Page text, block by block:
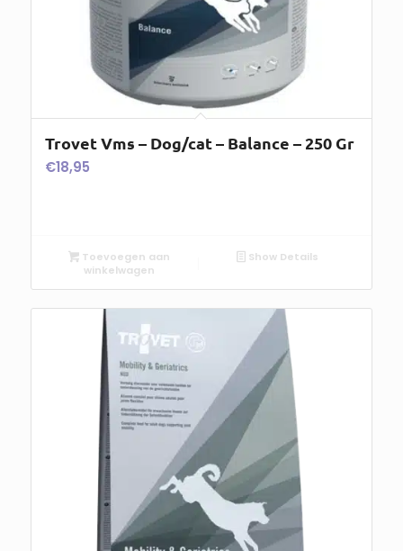
Trovet Vms – Dog/cat – Balance – 250 Gr
€18,95
Toevoegen aan
winkelwagen
Show Details